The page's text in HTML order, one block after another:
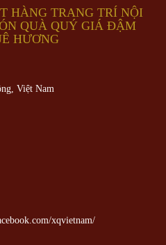
HÀNG TRANG TRÍ NỘI
QUÀ QUÝ GIÁ ĐẬM
HƯƠNG
Việt Nam
xqvietnam/